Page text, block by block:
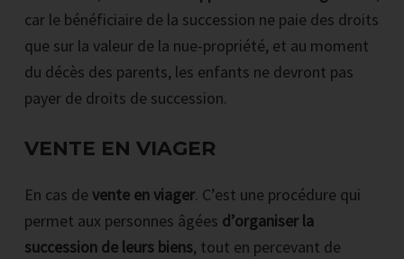
car le bénéficiaire de la succession ne paie des droits
que sur la valeur de la nue-propriété, et au moment
du décès des parents, les enfants ne devront pas
payer de droits de succession.
VENTE EN VIAGER
En cas de vente en viager. C’est une procédure qui
permet aux personnes âgées d’organiser la
succession de leurs biens, tout en percevant de